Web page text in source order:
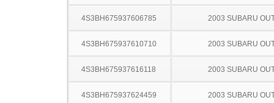
4S3BH675937606785 2003 SUBARU
4S3BH675937610710 2003 SUBARU
4S3BH675937616118 2003 SUBARU
4S3BH675937624459 2003 SUBARU